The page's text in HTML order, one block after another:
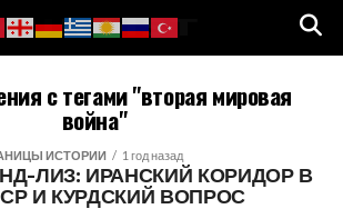
с тегами "вторая мировая
война"
ИСТОРИИ 1 год назад
ЛИЗ: ИРАНСКИЙ КОРИДОР В
И КУРДСКИЙ ВОПРОС